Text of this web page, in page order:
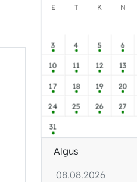
E T K N
3 4 5 6
10 11 12 13
17 18 19 20
24 25 26 27
31
Algus
08.08.2026